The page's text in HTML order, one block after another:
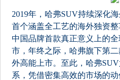
2019年，哈弗SUV持续深化
首个涵盖全工艺的海外独资
中国品牌首款真正意义上的
市，年终之际，哈弗旗下第
外高能上市。至此，哈弗
系，凭借密集高效的市场的